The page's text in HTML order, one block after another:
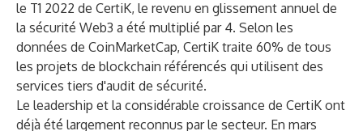
le T1 2022 de CertiK, le revenu en glissement annuel de
la sécurité Web3 a été multiplié par 4. Selon les
données de CoinMarketCap, CertiK traite 60% de tous
les projets de blockchain référencés qui utilisent des
services tiers d'audit de sécurité.
Le leadership et la considérable croissance de CertiK ont
déjà été largement reconnus par le secteur. En mars